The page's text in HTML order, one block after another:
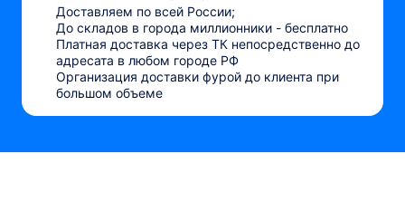
Доставляем по всей России;
До складов в города миллионники - бесплатно
Платная доставка через ТК непосредственно до
адресата в любом городе РФ
Организация доставки фурой до клиента при
большом объеме